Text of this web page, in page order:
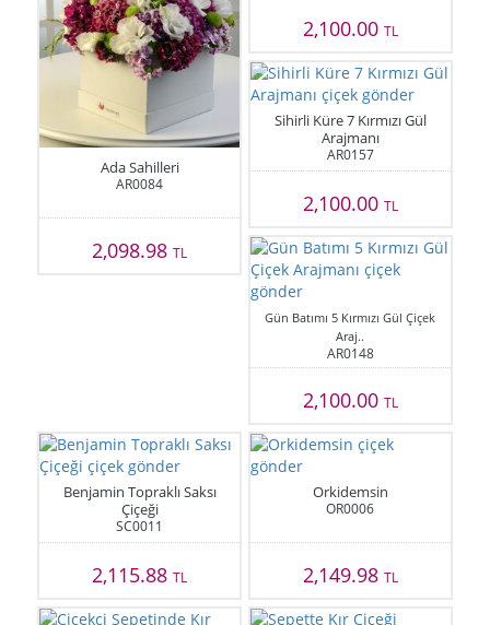
Ada Sahilleri
AR0084
2,098.98TL
2,100.00 TL
Sihirli Küre 7 Kırmızı Gül
Arajmanı
AR0157
2,100.00 TL
Gün Batımı 5 Kırmızı Gül Çiçek
Araj..
AR0148
2,100.00 TL
Benjamin Topraklı Saksı
Çiçeği
SC0011
2,115.88TL
Orkidemsin
OR0006
2,149.98 TL